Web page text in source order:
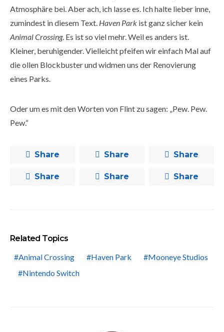
Atmosphäre bei. Aber ach, ich lasse es. Ich halte lieber inne,
zumindest in diesem Text. Haven Park ist ganz sicher kein
Animal Crossing. Es ist so viel mehr. Weil es anders ist.
Kleiner, beruhigender. Vielleicht pfeifen wir einfach Mal auf
die ollen Blockbuster und widmen uns der Renovierung
eines Parks.
Oder um es mit den Worten von Flint zu sagen: „Pew. Pew.
Pew.“
Share Share Share
Share Share Share
Related Topics
Animal Crossing
Haven Park
Mooneye Studios
Nintendo Switch